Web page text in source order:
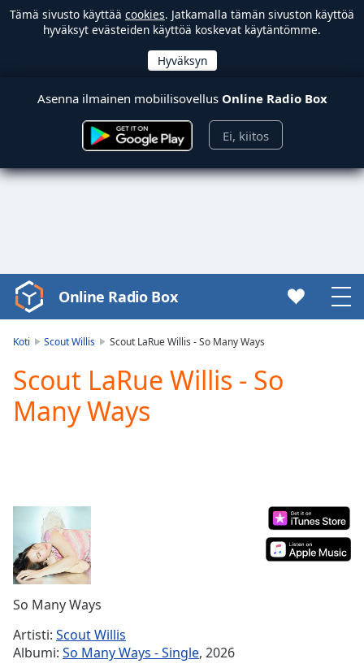
Tämä sivusto käyttää cookies. Jatkamalla tämän sivuston käyttöä
hyväksyt evästeiden käyttöä koskevat käytäntömme.
Asenna ilmainen mobiilisovellus Online Radio Box
Ei, kiitos
Video
Player
Play
Video
Play
Current
0:00
Duration-:-
Loaded:
Stream
TypeLIVE
Seek to
live,
Online Radio Box
Koti Scout Willis Scout LaRue Willis - So Many Ways
Scout LaRue Willis - So
Many Ways
So Many Ways
Artisti: Scout Willis
Albumi: So Many Ways - Single, 2026